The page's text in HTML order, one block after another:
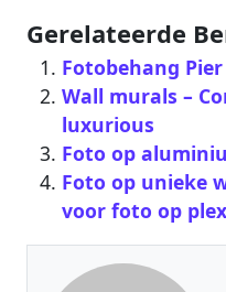
Gerelateerde
Fotobehang Pier
Wall murals –
luxurious
Foto op
Foto op unieke
voor foto op